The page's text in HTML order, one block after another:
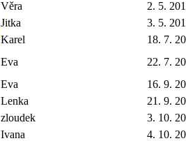
Věra
2. 5.
Jitka
3. 5.
Karel
18. 7.
Eva
22. 7.
Eva
16. 9.
Lenka
21. 9.
zloudek
3. 10.
Ivana
4. 10.